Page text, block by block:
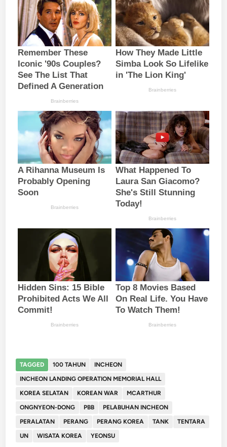
TAGGED 100 TAHUN
INCHEON
INCHEON LANDING OPERATION MEMORIAL HALL
KOREA SELATAN
KOREAN WAR
MCARTHUR
ONGNYEON-DONG
PBB
PELABUHAN INCHEON
PERALATAN
PERANG PERANG KOREA TANK
TENTARA
UN
WISATA KOREA YEONSU